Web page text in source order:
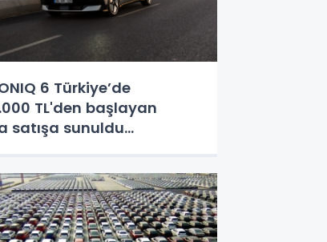
6 Türkiye’de
TL'den başlayan
satışa sunuldu...